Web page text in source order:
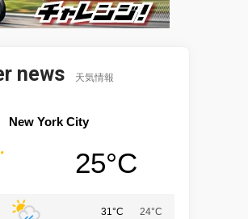
news 天気情報
New York City
25°C
31°C 24°C